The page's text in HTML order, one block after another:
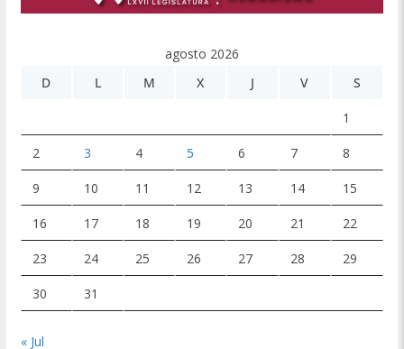
agosto 2026
D
L M X J V S
1
2 3 4 5 6 7 8
9 10 11 12 13 14 15
16 17 18 19 20 21 22
23 24 25 26 27 28 29
30 31
« Jul